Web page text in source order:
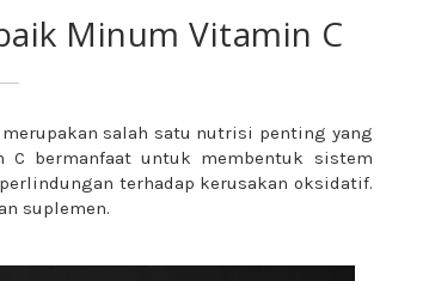
Minum Vitamin C
salah satu nutrisi penting yang
C bermanfaat untuk membentuk sistem
terhadap kerusakan oksidatif.
suplemen.